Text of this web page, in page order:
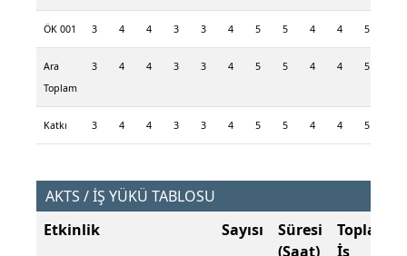
ÖK 001 3 4 4 3 3 4 5 5 4 4 5
Ara
Toplam
3 4 4 3 3 4 5 5 4 4 5
Katkı 3 4 4 3 3 4 5 5 4 4 5
AKTS / İŞ YÜKÜ TABLOSU
Etkinlik
Sayısı
Süresi
(Saat)
Toplam
İş